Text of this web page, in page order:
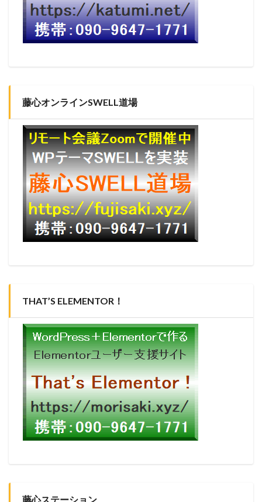
藤心オンラインSWELL道場
THAT’S ELEMENTOR！
藤心ステーション